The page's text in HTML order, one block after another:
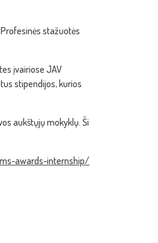
stažuotės
įvairiose JAV
stipendijos, kurios
aukštųjų mokyklų. Ši
awards-internship/